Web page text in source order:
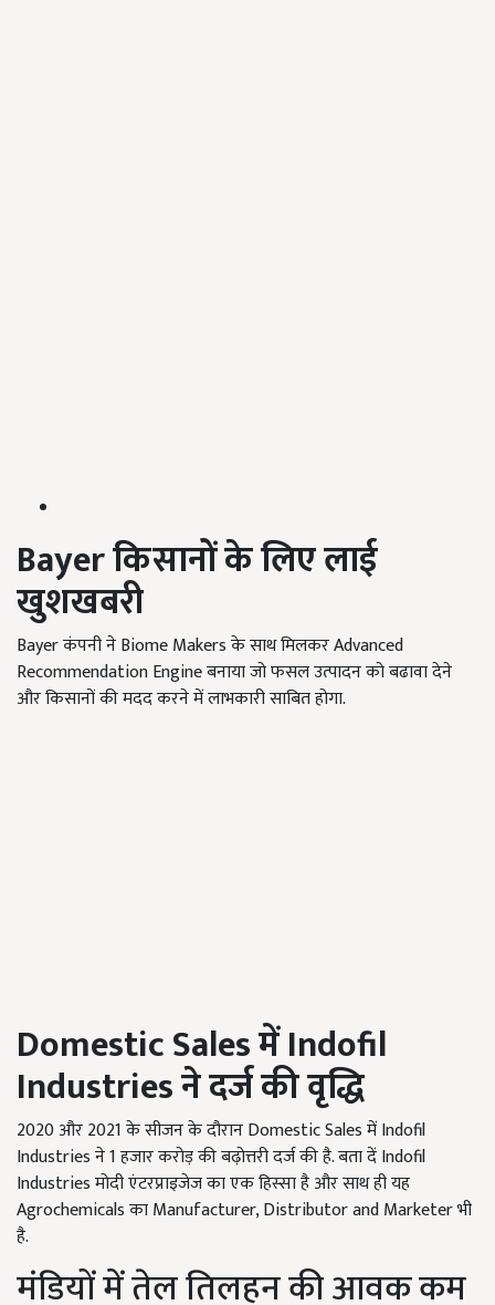
Bayerकिसानों के लिए लाई
खुशखबरी
Bayer कंपनी ने Biome Makers के साथ मिलकर Advanced
Recommendation Engine बनाया जो फसल उत्पादन को बढावा देने
और किसानों की मदद करने में लाभकारी साबित होगा.
Domestic SalesमेंIndofil
Industriesने दर्ज की वृद्धि
2020 और 2021 के सीजन के दौरान Domestic Sales में Indofil
Industries ने 1 हजार करोड़ की बढ़ोत्तरी दर्ज की है. बता दें Indofil
Industries मोदी एंटरप्राइजेज का एक हिस्सा है और साथ ही यह
Agrochemicals का Manufacturer, Distributor and Marketer भी
है.
मंडियों में तेल तिलहन की आवक कम